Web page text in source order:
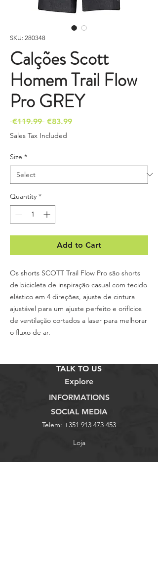
SKU: 280348
Calções Scott
Homem Trail Flow
Pro GREY
€119.99 Regular
Price
€83.99Sale
Sales Tax Included
Size *
Quantity *
Add to Cart
Os shorts SCOTT Trail Flow Pro são shorts
de bicicleta de inspiração casual com tecido
elástico em 4 direções, ajuste de cintura
ajustável para um ajuste perfeito e orifícios
de ventilação cortados a laser para melhorar
o fluxo de ar.
TALK TO US
Explore
INFORMATIONS
SOCIAL MEDIA
Telem: +351 913 473 453
Loja